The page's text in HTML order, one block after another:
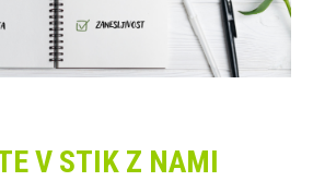
V STIK Z NAMI